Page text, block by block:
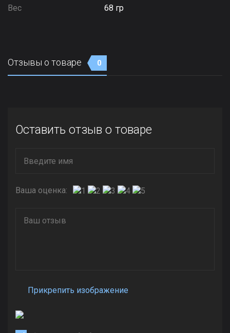
Вес
68 гр
Отзывы о товаре 0
Оставить отзыв о товаре
Ваша оценка:
Прикрепить изображение